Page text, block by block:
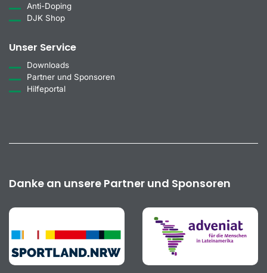
Anti-Doping
DJK Shop
Unser Service
Downloads
Partner und Sponsoren
Hilfeportal
Danke an unsere Partner und Sponsoren